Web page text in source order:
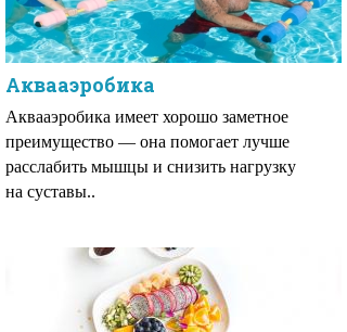
Аквааэробика
Аквааэробика имеет хорошо заметное
преимущество — она помогает лучше
расслабить мышцы и снизить нагрузку
на суставы..